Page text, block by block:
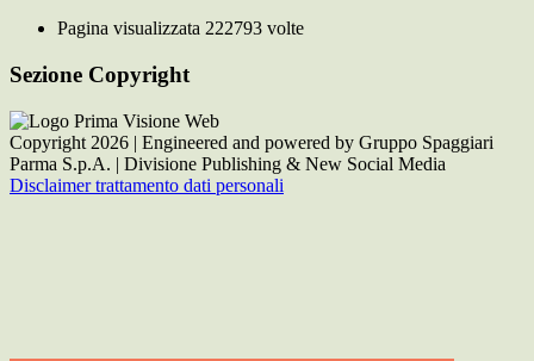
Pagina visualizzata 222793 volte
Sezione Copyright
Copyright 2026 | Engineered and powered by Gruppo Spaggiari
Parma S.p.A. | Divisione Publishing & New Social Media
Disclaimer trattamento dati personali